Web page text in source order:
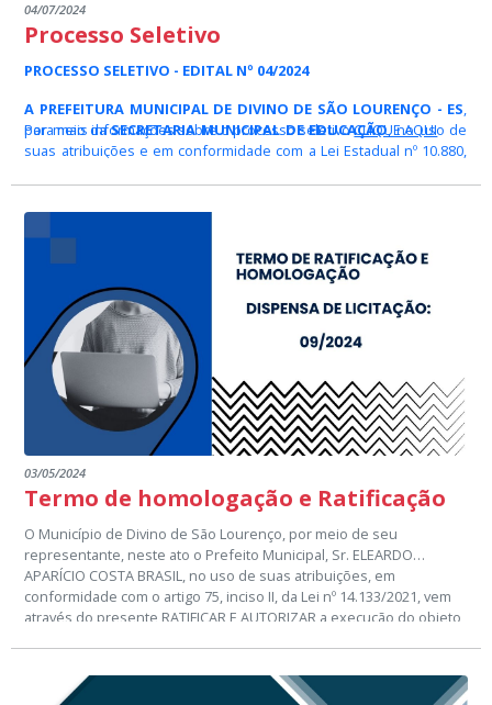
04/07/2024
Processo Seletivo
PROCESSO SELETIVO - EDITAL Nº 04/2024
A PREFEITURA MUNICIPAL DE DIVINO DE SÃO LOURENÇO - ES,
por meio daSECRETARIA MUNICIPAL DE EDUCAÇÃO, no uso de
suas atribuições e em conformidade com a Lei Estadual nº 10.880,
Programa de Concessão de Bolsas de Apoio Técnico no âmbito do
Pacto pela Aprendizagem no Espírito Santo - PAES, regulamentada
pelo Decreto nº 4346-R, de 28 de dezembro de 2018, publicado no
Diário Oficial do Espírito Santo em 31/12/2018, torna pública a
seleção de profissionais do magistériocom o objetivo de
instituir professor bolsista para atuar como Coordenador Municipal
das ações do PAES e de compor cadastro de reserva.
Para mais informações sobre o processo seletivoCLIQUE AQUI
03/05/2024
Termo de homologação e Ratificação
O Município de Divino de São Lourenço, por meio de seu
representante, neste ato o Prefeito Municipal, Sr. ELEARDO
APARÍCIO COSTA BRASIL, no uso de suas atribuições, em
conformidade com o artigo 75, inciso II, da Lei nº 14.133/2021, vem
através do presente RATIFICAR E AUTORIZAR a execução do objeto
NA PRESTAÇÃO DE SERVIÇOS DE MANUTENÇÃO PREVENTIVA E